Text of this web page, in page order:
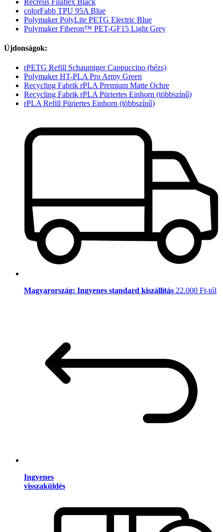
colorFabb TPU 95A Blue
Polymaker PolyLite PETG Electric Blue
Polymaker Fiberon™ PET-GF15 Light Grey
Újdonságok:
rPETG Refill Schaumiger Cappuccino (bézs)
Polymaker HT-PLA Pro Army Green
Recycling Fabrik rPLA Premium Matte Ochre
Recycling Fabrik rPLA Püriertes Einhorn (többszínű)
rPLA Refill Püriertes Einhorn (többszínű)
Magyarország: Ingyenes standard kiszállítás 22.000 Ft-tól
Ingyenes
visszaküldés